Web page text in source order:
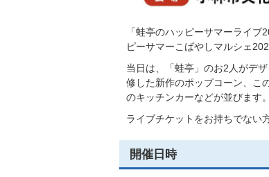
「蛙亭のハッピーサマーライ
ピーサマーこばやしマルシェ
当日は、「蛙亭」のお2人がデ
修した新作のポップコーン、こ
のキッチンカーなどが並びます。
ライブチケットをお持ちでない
開催日時